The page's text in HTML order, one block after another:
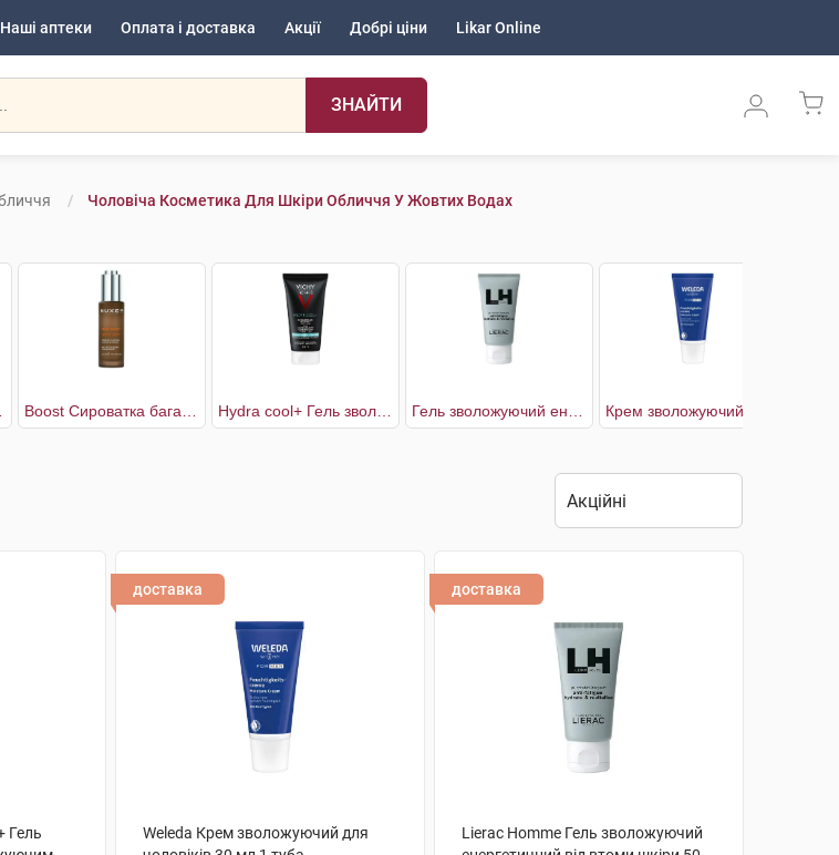
Наші аптеки Оплата і доставка Акції Добрі ціни Likar Online
ЗНАЙТИ
Чоловіча Косметика Для Шкіри Обличчя У Жовтих Водах
Гель
доставка
Weleda Крем зволожуючий для
доставка
Lierac Homme Гель зволожуючий